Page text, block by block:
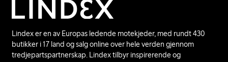
Lindex er en av Europas ledende motekjeder, med rundt 430
butikker i 17 land og salg online over hele verden gjennom
tredjepartspartnerskap. Lindex tilbyr inspirerende og